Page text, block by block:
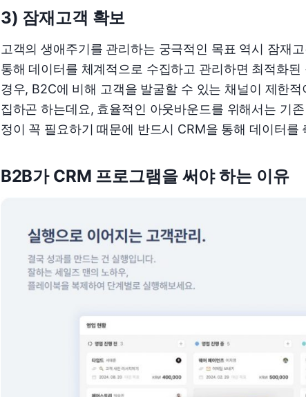
3) 잠재고객 확보
고객의 생애주기를 관리하는 궁극적인 목표 역시 잠재
통해 데이터를 체계적으로 수집하고 관리하면 최적화
경우, B2C에 비해 고객을 발굴할 수 있는 채널이 제한
집하곤 하는데요, 효율적인 아웃바운드를 위해서는 기
정이 꼭 필요하기 때문에 반드시 CRM을 통해 데이터를
B2B가 CRM 프로그램을 써야 하는 이유